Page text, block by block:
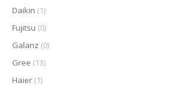
Daikin (1)
Fujitsu (0)
Galanz (0)
Gree (13)
Haier (1)